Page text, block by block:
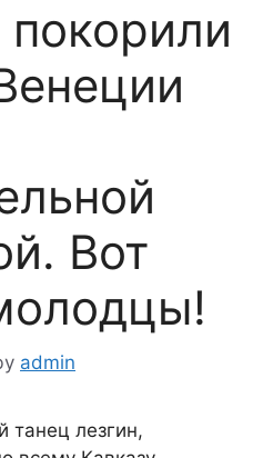
Вот
admin
танец лезгин,